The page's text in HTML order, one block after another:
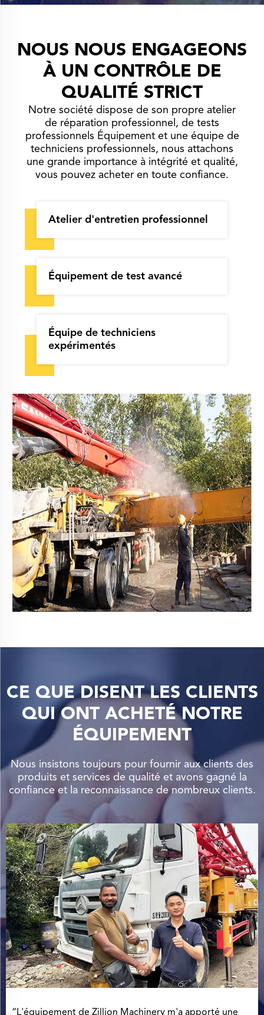
NOUS NOUS ENGAGEONS
À UN CONTRÔLE DE
QUALITÉ STRICT
Notre société dispose de son propre atelier
de réparation professionnel, de tests
professionnels Équipement et une équipe de
techniciens professionnels, nous attachons
une grande importance à intégrité et qualité,
vous pouvez acheter en toute confiance.
Atelier d'entretien professionnel
Équipement de test avancé
Équipe de techniciens
expérimentés
CE QUE DISENT LES CLIENTS
QUI ONT ACHETÉ NOTRE
ÉQUIPEMENT
Nous insistons toujours pour fournir aux clients des
produits et services de qualité et avons gagné la
confiance et la reconnaissance de nombreux clients.
“Je suis très heureux que l'équipe de Zillion Machinery